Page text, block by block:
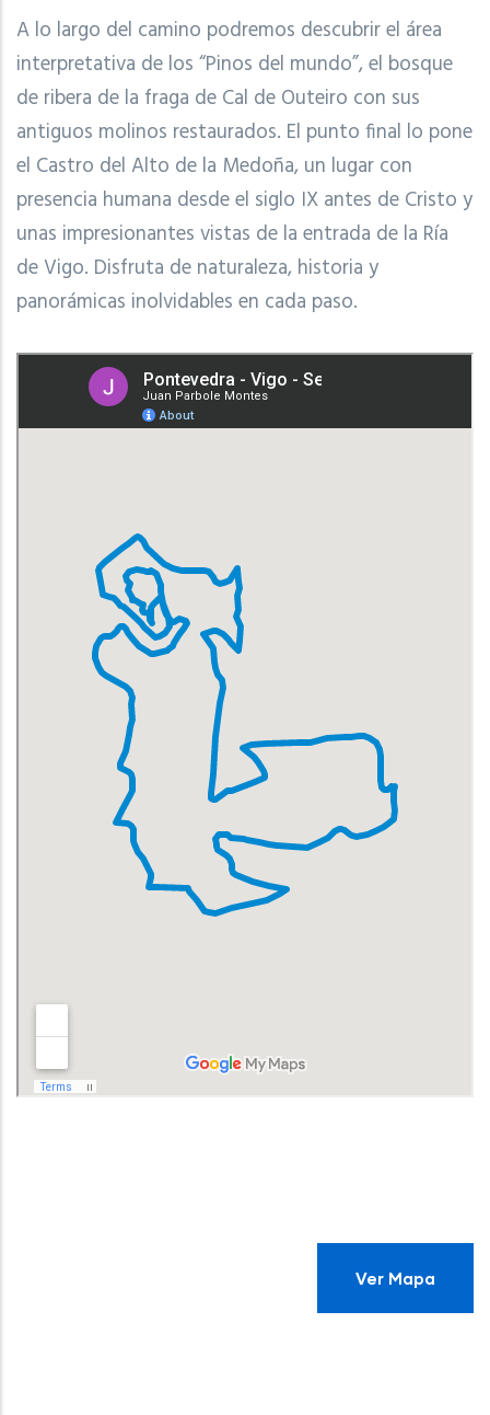
A lo largo del camino podremos descubrir el área
interpretativa de los “Pinos del mundo”, el bosque
de ribera de la fraga de Cal de Outeiro con sus
antiguos molinos restaurados. El punto final lo pone
el Castro del Alto de la Medoña, un lugar con
presencia humana desde el siglo IX antes de Cristo y
unas impresionantes vistas de la entrada de la Ría
de Vigo. Disfruta de naturaleza, historia y
panorámicas inolvidables en cada paso.
Ver Mapa